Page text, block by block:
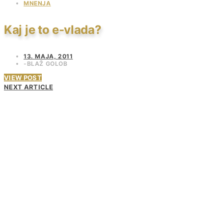
MNENJA
Kaj je to e-vlada?
13. MAJA, 2011
BLAŽ GOLOB
VIEW POST
NEXT ARTICLE